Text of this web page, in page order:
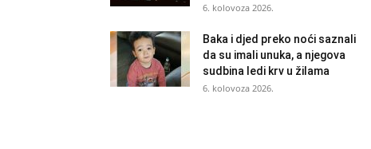
6. kolovoza 2026.
Baka i djed preko noći saznali
da su imali unuka, a njegova
sudbina ledi krv u žilama
6. kolovoza 2026.